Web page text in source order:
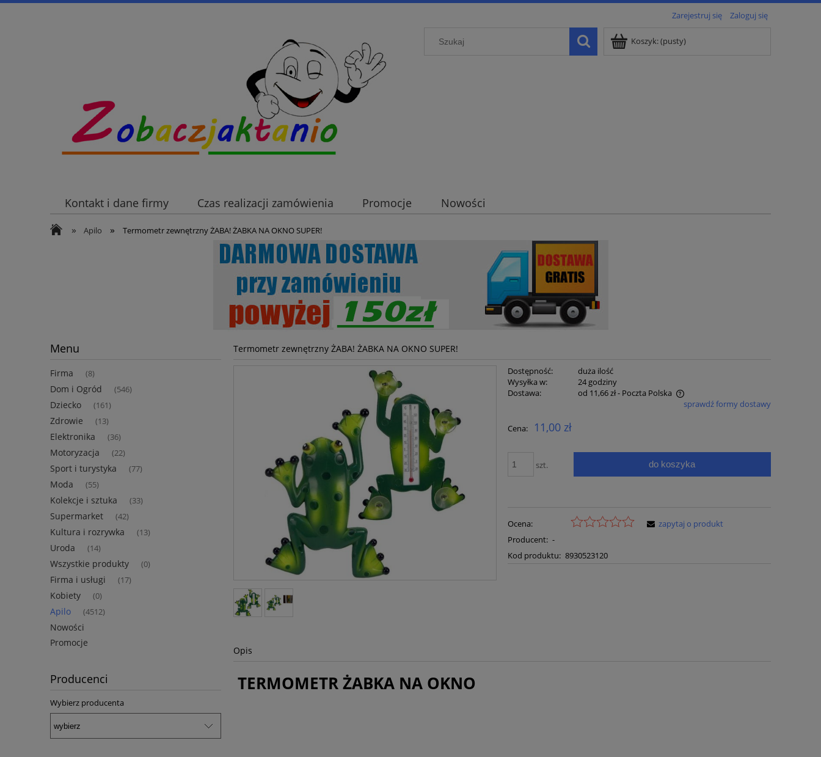
Zarejestruj się Zaloguj się
Koszyk:(pusty)
Kontakt i dane firmy Czas realizacji zamówienia Promocje Nowości
» Apilo » Termometr zewnętrzny ŻABA! ŻABKA NA OKNO SUPER!
Menu
Firma (8)
Dom i Ogród (546)
Dziecko (161)
Zdrowie (13)
Elektronika (36)
Motoryzacja (22)
Sport i turystyka (77)
Moda (55)
Kolekcje i sztuka (33)
Supermarket (42)
Kultura i rozrywka (13)
Uroda (14)
Wszystkie produkty (0)
Firma i usługi (17)
Kobiety (0)
Apilo (4512)
Nowości
Promocje
Producenci
Wybierz producenta
Termometr zewnętrzny ŻABA! ŻABKA NA OKNO SUPER!
Dostępność:
duża ilość
Wysyłka w:
24 godziny
Dostawa:
od 11,66 zł- Poczta Polska
płatności
sprawdź formy dostawy
Cena: 11,00 zł
szt. do koszyka
Ocena:
Producent: -
Kod produktu: 8930523120
zapytaj o produkt
Opis
TERMOMETR ŻABKA NA OKNO